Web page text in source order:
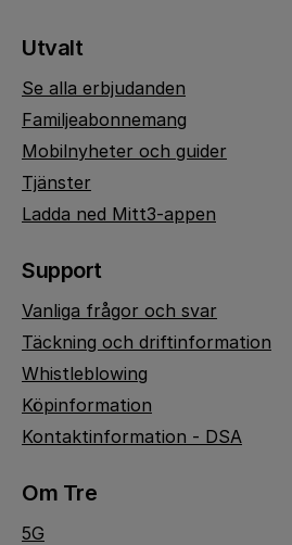
Utvalt
Se alla erbjudanden
Familjeabonnemang
Mobilnyheter och guider
Tjänster
Ladda ned Mitt3-appen
Support
Vanliga frågor och svar
Täckning och driftinformation
Whistleblowing
Köpinformation
Kontaktinformation - DSA
Om Tre
5G